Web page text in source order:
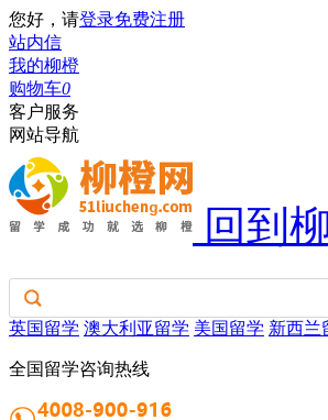
您好，请登录免费注册
站内信
我的柳橙
购物车0
客户服务
网站导航
回到
英国留学 澳大利亚留学 美国留学 新西兰
全国留学咨询热线